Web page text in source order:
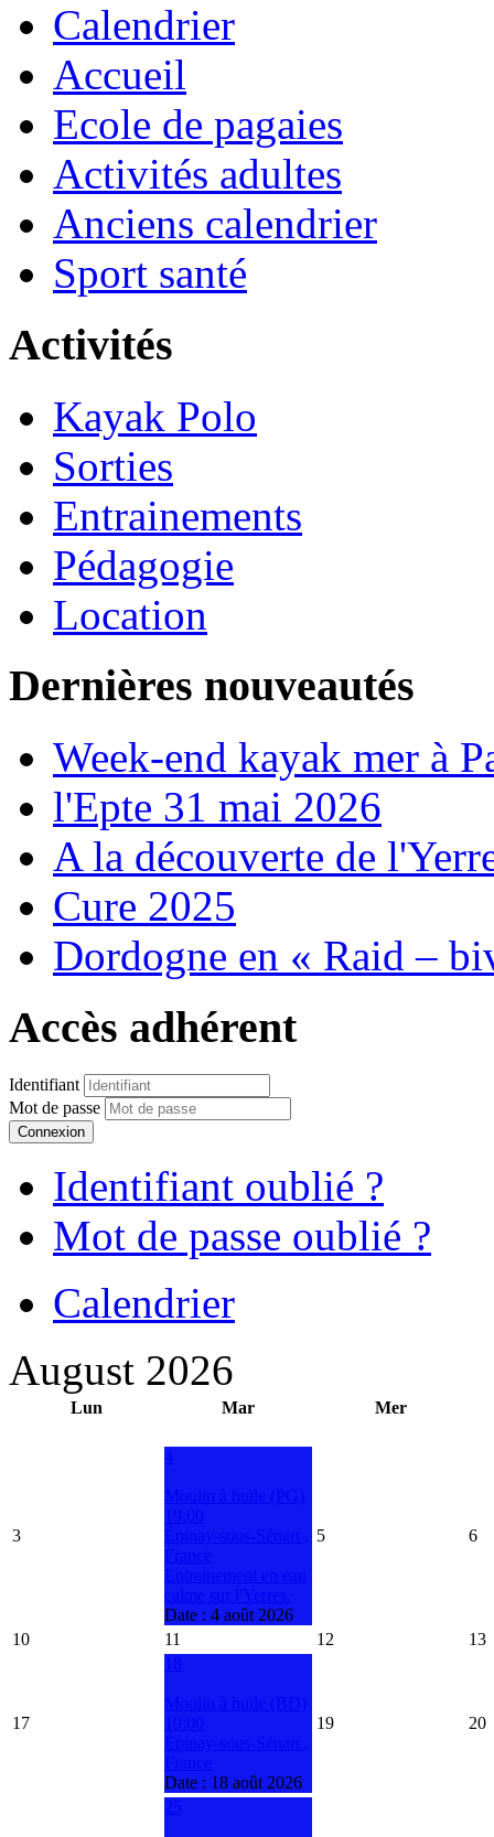
Calendrier
Accueil
Ecole de pagaies
Activités adultes
Anciens calendrier
Sport santé
Activités
Kayak Polo
Sorties
Entrainements
Pédagogie
Location
Dernières nouveautés
Week-end kayak mer à
l'Epte 31 mai 2026
A la découverte de
Cure 2025
Dordogne en « Raid –
Accès adhérent
Identifiant
Mot de passe
Connexion
Identifiant oublié ?
Mot de passe oublié ?
Calendrier
August 2026
Lun Mar Mer
3
Date : 4 août 2026
5 6
10 11 12 13
17
Date : 18 août 2026
19 20